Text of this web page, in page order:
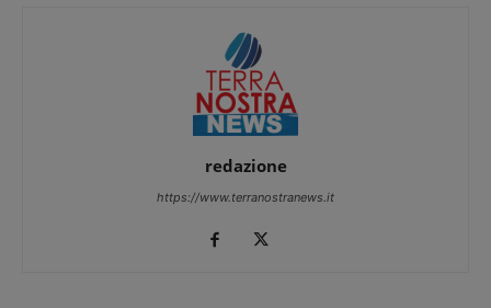
redazione
https://www.terranostranews.it